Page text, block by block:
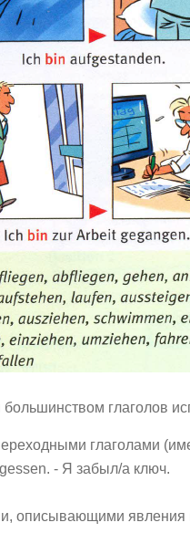
глаголов
глаголами
- Я забыл/а ключ.
описывающими